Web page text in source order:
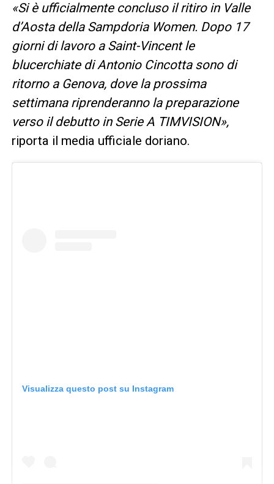
«Si è ufficialmente concluso il ritiro in Valle
d’Aosta della Sampdoria Women. Dopo 17
giorni di lavoro a Saint-Vincent le
blucerchiate di Antonio Cincotta sono di
ritorno a Genova, dove la prossima
settimana riprenderanno la preparazione
verso il debutto in Serie A TIMVISION»,
riporta il media ufficiale doriano.
Visualizza questo post su Instagram